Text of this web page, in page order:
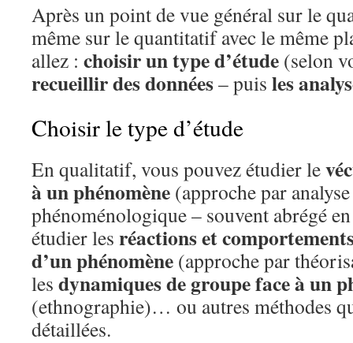
Après un point de vue général sur le
même sur le quantitatif avec le même
allez : choisir un type d’étude (selon
recueillir des données– puis les
Choisir le type d’étude
En qualitatif, vous pouvez étudier le
à un phénomène (approche par
phénoménologique – souvent abrégé
étudier les réactions et
d’un phénomène (approche par
les dynamiques de groupe face à un
(ethnographie)… ou autres méthodes
détaillées.